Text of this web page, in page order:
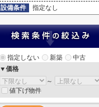
設備条件
指定なし
指定しない 新築
中古
▼価格
～
値下げ物件